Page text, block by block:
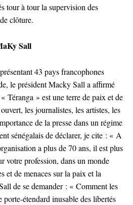
tour à tour la supervision des
clôture.
Sall
43 pays francophones
le président Macky Sall a affirmé
Téranga » est une terre de paix et de
les journalistes, les artistes, les
de la presse dans un régime
sénégalais de déclarer, je cite : « A
a plus de 70 ans, il est plus
votre profession, dans un monde
et de menaces sur la paix et la
de se demander : « Comment les
porte-étendard inusable des libertés